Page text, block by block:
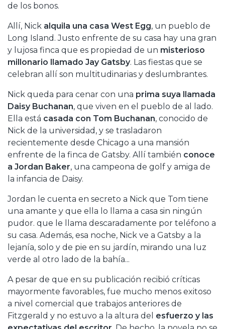
de los bonos.
Allí, Nick alquila una casa West Egg, un pueblo de
Long Island. Justo enfrente de su casa hay una gran
y lujosa finca que es propiedad de un misterioso
millonario llamado Jay Gatsby. Las fiestas que se
celebran allí son multitudinarias y deslumbrantes.
Nick queda para cenar con una prima suya llamada
Daisy Buchanan, que viven en el pueblo de al lado.
Ella está casada con Tom Buchanan, conocido de
Nick de la universidad, y se trasladaron
recientemente desde Chicago a una mansión
enfrente de la finca de Gatsby. Allí también conoce
a Jordan Baker, una campeona de golf y amiga de
la infancia de Daisy.
Jordan le cuenta en secreto a Nick que Tom tiene
una amante y que ella lo llama a casa sin ningún
pudor. que le llama descaradamente por teléfono a
su casa. Además, esa noche, Nick ve a Gatsby a la
lejanía, solo y de pie en su jardín, mirando una luz
verde al otro lado de la bahía...
A pesar de que en su publicación recibió críticas
mayormente favorables, fue mucho menos exitoso
a nivel comercial que trabajos anteriores de
Fitzgerald y no estuvo a la altura del esfuerzo y las